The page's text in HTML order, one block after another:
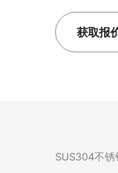
获取报
SUS304不